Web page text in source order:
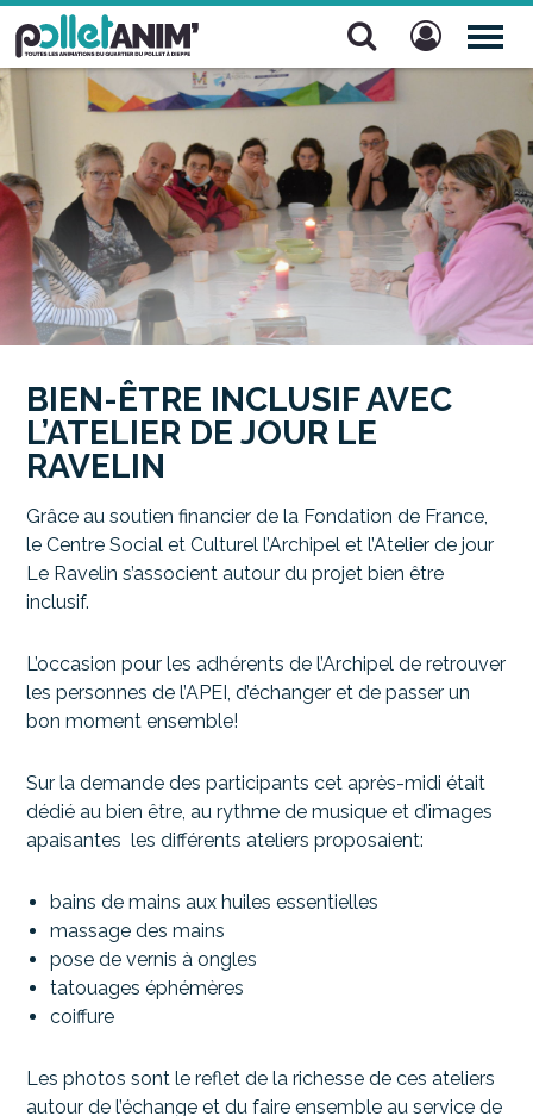
Pollet Anim'
BIEN-ÊTRE INCLUSIF AVEC
L’ATELIER DE JOUR LE
RAVELIN
Grâce au soutien financier de la Fondation de France,
le Centre Social et Culturel l’Archipel et l’Atelier de jour
Le Ravelin s’associent autour du projet bien être
inclusif.
L’occasion pour les adhérents de l’Archipel de retrouver
les personnes de l’APEI, d’échanger et de passer un
bon moment ensemble!
Sur la demande des participants cet après-midi était
dédié au bien être, au rythme de musique et d’images
apaisantes les différents ateliers proposaient:
bains de mains aux huiles essentielles
massage des mains
pose de vernis à ongles
tatouages éphémères
coiffure
Les photos sont le reflet de la richesse de ces ateliers
autour de l’échange et du faire ensemble au service de